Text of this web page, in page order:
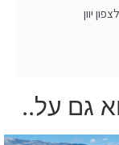
יוון
גם על..